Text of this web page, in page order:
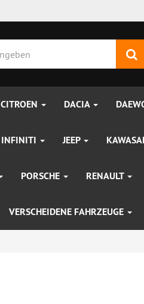
CITROEN DACIA
INFINITI JEEP
PORSCHE RENAULT
VERSCHEIDENE FAHRZEUGE